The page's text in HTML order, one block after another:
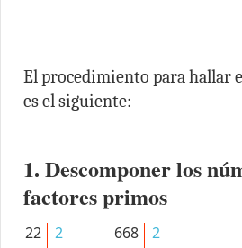
El procedimiento para hallar
es el siguiente:
1. Descomponer los
factores primos
22
2
668
2